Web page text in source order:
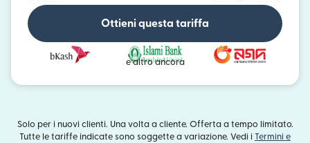
Ottieni questa tariffa
e altro ancora
Solo per i nuovi clienti. Una volta a cliente. Offerta a tempo limitato.
Tutte le tariffe indicate sono soggette a variazione. Vedi i Termini e